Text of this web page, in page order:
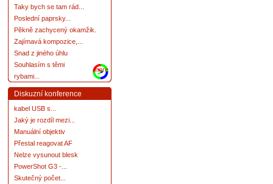
Taky bych se tam rád...
Poslední paprsky...
Pěkně zachycený okamžik.
Zajímavá kompozice,...
Snad z jiného úhlu
Souhlasím s těmi
rybami...
more
Diskuzní konference
kabel USB s...
Jaký je rozdíl mezi...
Manuální objektiv
Přestal reagovat AF
Nelze vysunout blesk
PowerShot G3 -...
Skutečný počet...